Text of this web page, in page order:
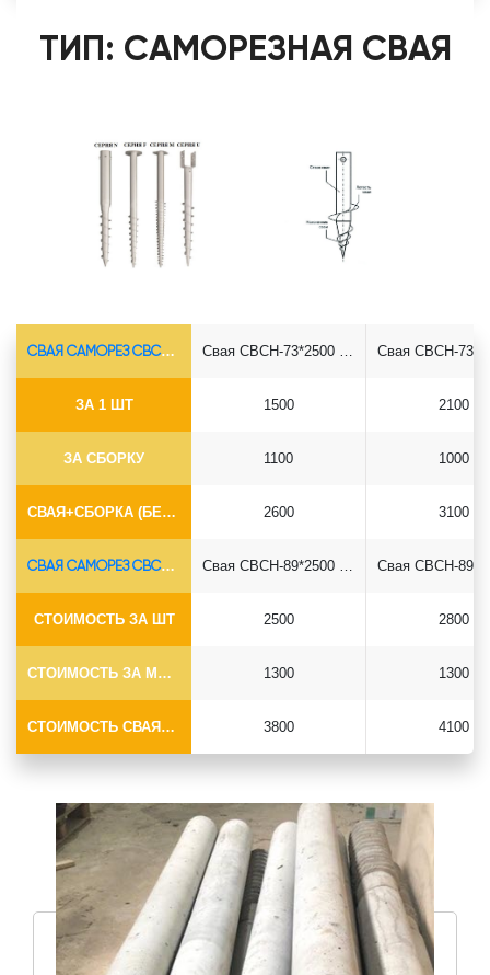
ТИП: САМОРЕЗНАЯ СВАЯ
СВАЯ САМОРЕЗ СВСН-Ø73*5.5
ЗА 1 ШТ
ЗА СБОРКУ
СВАЯ+СБОРКА (БЕЗ ОГОЛОВКА)
1500
1100
2600
2100
1000
3100
СВАЯ САМОРЕЗ СВСН-Ø89*6.5
СТОИМОСТЬ ЗА ШТ
СТОИМОСТЬ ЗА МОНТАЖ
СТОИМОСТЬ СВАЯ+МОНТАЖ (БЕЗ ОГОЛОВКА)
2500
1300
3800
2800
1300
4100